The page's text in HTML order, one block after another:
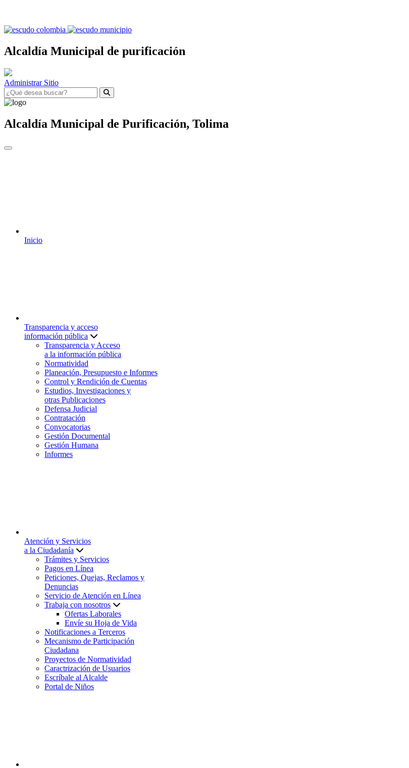
Alcaldía Municipal de purificación
Administrar Sitio
Alcaldía Municipal de Purificación, Tolima
Inicio
Transparencia y acceso
información pública
Transparencia y Acceso
a la información pública
Normatividad
Planeación, Presupuesto e Informes
Control y Rendición de Cuentas
Estudios, Investigaciones y
otras Publicaciones
Defensa Judicial
Contratación
Convocatorias
Gestión Documental
Gestión Humana
Informes
Atención y Servicios
a la Ciudadanía
Trámites y Servicios
Pagos en Línea
Peticiones, Quejas, Reclamos y
Denuncias
Servicio de Atención en Línea
Trabaja con nosotros
Ofertas Laborales
Envíe su Hoja de Vida
Notificaciones a Terceros
Mecanismo de Participación
Ciudadana
Proyectos de Normatividad
Caractrización de Usuarios
Escríbale al Alcalde
Portal de Niños